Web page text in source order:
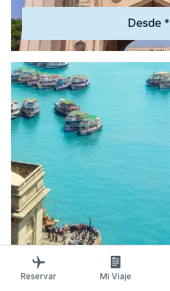
Desde *
Descubrir
Mumbai/Bombay
Reservar Mi Viaje